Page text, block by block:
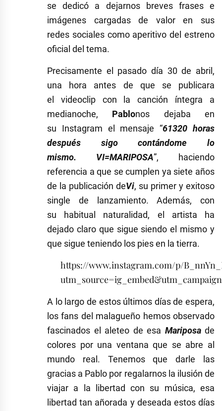
se dedicó a dejarnos breves frases e
imágenes cargadas de valor en sus
redes sociales como aperitivo del estreno
oficial del tema.
Precisamente el pasado día 30 de abril,
una hora antes de que se publicara
el videoclip con la canción íntegra a
medianoche, Pablonos dejaba en
su Instagram el mensaje “61320 horas
después sigo contándome lo
mismo. VI=MARIPOSA”, haciendo
referencia a que se cumplen ya siete años
de la publicación deVi, su primer y exitoso
single de lanzamiento. Además, con
su habitual naturalidad, el artista ha
dejado claro que sigue siendo el mismo y
que sigue teniendo los pies en la tierra.
https://www.instagram.com/p/
A lo largo de estos últimos días de espera,
los fans del malagueño hemos observado
fascinados el aleteo de esa Mariposa de
colores por una ventana que se abre al
mundo real. Tenemos que darle las
gracias a Pablo por regalarnos la ilusión de
viajar a la libertad con su música, esa
libertad tan añorada y deseada estos días